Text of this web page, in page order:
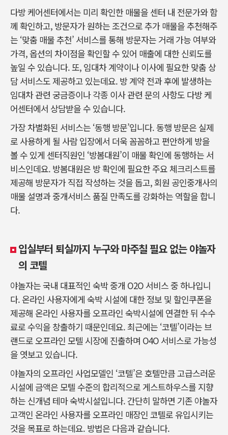
다방 케어센터에서는 미리 확인한 매물을 센터 내 전문가와 함
께 확인하고, 방문자가 원하는 조건으로 추가 매물을 추천해주
는 ‘맞춤 매물 추천’ 서비스를 통해 방문자는 거래 가능 여부와
가격, 옵션의 차이점을 확인할 수 있어 매출에 대한 신뢰도를
높일 수 있습니다. 또, 임대차 계약이나 이사에 필요한 맞춤 상
담 서비스도 제공하고 있는데요. 방 계약 전과 후에 발생하는
임대차 관련 궁금증이나 각종 이사 관련 문의 사항도 다방 케
어센터에서 상담받을 수 있습니다.
가장 차별화된 서비스는 ‘동행 방문’입니다. 동행 방문은 실제
로 사용하게 될 사람 입장에서 더욱 꼼꼼하고 편안하게 방을
볼 수 있게 센터직원인 ‘방봄대원’이 매물 확인에 동행하는 서
비스인데요. 방봄대원은 방 확인에 필요한 주요 체크리스트를
제공해 방문자가 직접 작성하는 것을 돕고, 회원 공인중개사의
매물 설명과 중개서비스 품질 만족도를 강화하는 역할을 합니
다.
입실부터 퇴실까지 누구와 마주칠 필요 없는 야놀자
의 코텔
야놀자는 국내 대표적인 숙박 중개 O2O 서비스 중 하나입니
다. 온라인 사용자에게 숙박 시설에 대한 정보 및 할인쿠폰을
제공해 온라인 사용자를 오프라인 숙박시설에 연결한 뒤 수수
료로 수익을 창출하기 때문인데요. 최근에는 ‘코텔’이라는 브
랜드로 오프라인 모텔 시장에 진출하며 O4O 서비스로 가능성
을 엿보고 있습니다.
야놀자의 오프라인 사업모델인 ‘코텔’은 호텔만큼 고급스러운
시설에 금액은 모텔 수준의 합리적으로 게스트하우스를 지향
하는 신개념 테마 숙박시설입니다. 간단히 말하면 기존 야놀자
고객인 온라인 사용자를 오프라인 매장인 코텔로 유입시키는
것을 목표로 하는데요. 방법은 다음과 같습니다.